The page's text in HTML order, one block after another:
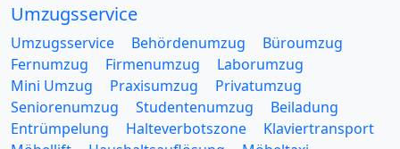
Umzugsservice
Umzugsservice Behördenumzug
Büroumzug
Fernumzug
Firmenumzug
Laborumzug
Mini Umzug
Praxisumzug
Privatumzug
Seniorenumzug
Studentenumzug
Beiladung
Entrümpelung
Halteverbotszone
Klaviertransport